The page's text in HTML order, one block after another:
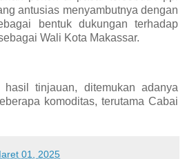
antusias menyambutnya dengan
bentuk dukungan terhadap
Wali Kota Makassar.
hasil tinjauan, ditemukan adanya
komoditas, terutama Cabai
01, 2025